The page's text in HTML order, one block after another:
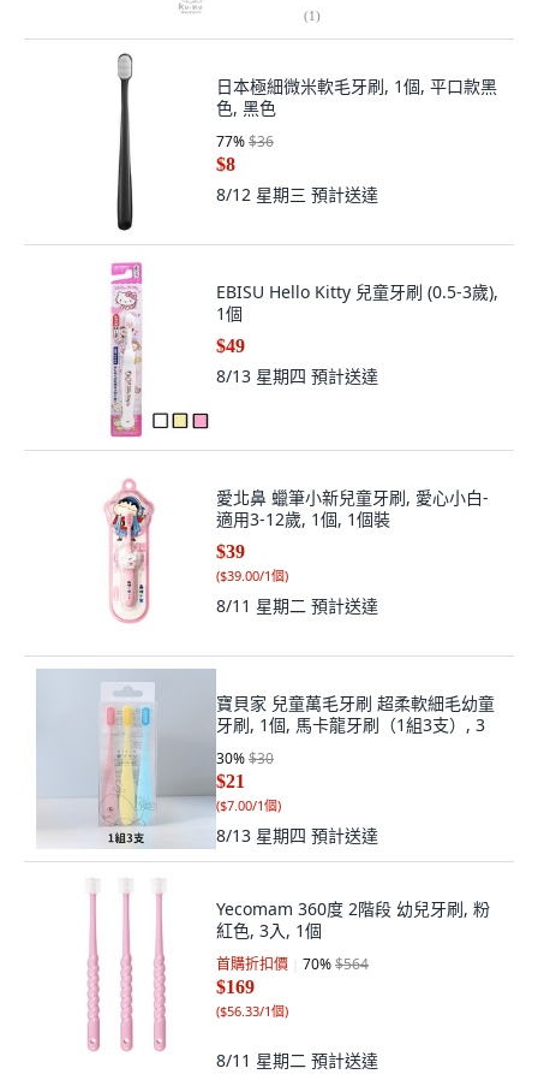
(1)
日本極細微米軟毛牙刷, 1個, 平口款黑
色, 黑色
77%$36
$8
8/12 星期三 預計送達
EBISU Hello Kitty 兒童牙刷 (0.5-3歲),
1個
$49
8/13 星期四 預計送達
愛北鼻 蠟筆小新兒童牙刷, 愛心小白-
適用3-12歲, 1個, 1個裝
$39
($39.00/1個)
8/11 星期二 預計送達
寶貝家 兒童萬毛牙刷 超柔軟細毛幼童
牙刷, 1個, 馬卡龍牙刷（1組3支）, 3
30%$30
$21
($7.00/1個)
8/13 星期四 預計送達
Yecomam 360度 2階段 幼兒牙刷, 粉
紅色, 3入, 1個
首購折扣價 70%$564
$169
($56.33/1個)
8/11 星期二 預計送達